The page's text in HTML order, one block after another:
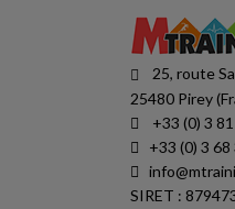
25, route
25480 Pirey
+33 (0) 3
+33 (0) 3 68
SIRET :